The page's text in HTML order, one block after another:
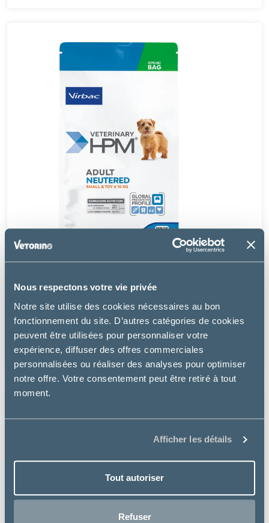
Nous respectons votre vie privée
Notre site utilise des cookies nécessaires au bon
fonctionnement du site. D’autres catégories de cookies
peuvent être utilisées pour personnaliser votre
expérience, diffuser des offres commerciales
personnalisées ou réaliser des analyses pour optimiser
notre offre. Votre consentement peut être retiré à tout
moment.
Afficher les détails
Tout autoriser
Refuser
Virbac
ADULT NEUTERED SMALL & TOY - CHIEN
à partir de
5.99€